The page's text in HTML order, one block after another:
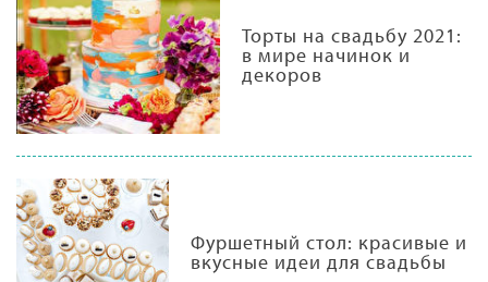
Торты на свадьбу 2021:
в мире начинок и
декоров
Фуршетный стол: красивые и
вкусные идеи для свадьбы